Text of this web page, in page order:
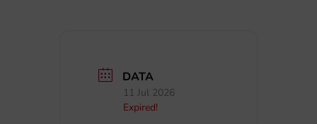
DATA
11 Jul 2026
Expired!